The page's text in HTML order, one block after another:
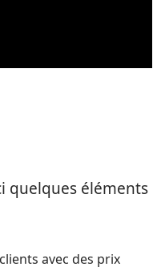
quelques éléments
avec des prix